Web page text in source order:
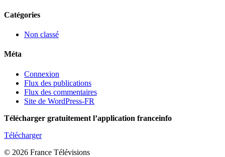
Catégories
Non classé
Méta
Connexion
Flux des publications
Flux des commentaires
Site de WordPress-FR
Télécharger gratuitement l’application franceinfo
Télécharger
© 2026 France Télévisions